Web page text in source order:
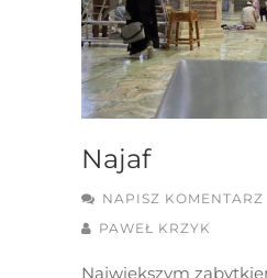
Najaf
NAPISZ KOMENTARZ
PAWEŁ KRZYK
Największym